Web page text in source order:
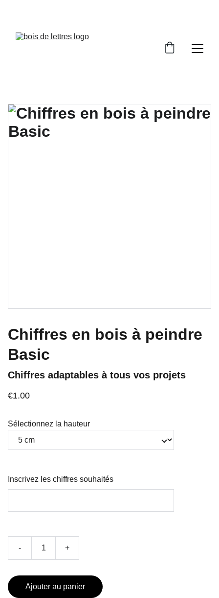
Chiffres en bois à peindre
Basic
Chiffres adaptables à tous vos projets
€1.00
Sélectionnez la hauteur
Inscrivez les chiffres souhaités
- +
Ajouter au panier